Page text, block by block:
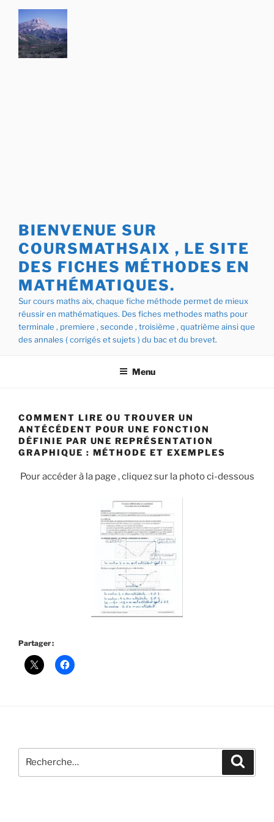
Aller
contenu
principal
BIENVENUE SUR
COURSMATHSAIX , LE SITE
DES FICHES MÉTHODES EN
MATHÉMATIQUES.
Sur cours maths aix, chaque fiche méthode permet de mieux
réussir en mathématiques. Des fiches methodes maths pour
terminale , premiere , seconde , troisième , quatrième ainsi que
des annales ( corrigés et sujets ) du bac et du brevet.
Menu
COMMENT LIRE OU TROUVER UN
ANTÉCÉDENT POUR UNE FONCTION
DÉFINIE PAR UNE REPRÉSENTATION
GRAPHIQUE : MÉTHODE ET EXEMPLES
Pour accéder à la page , cliquez sur la photo ci-dessous
Partager :
pour